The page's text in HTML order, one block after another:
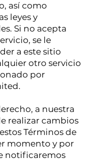
así como
leyes y
Si no acepta
se le
a este sitio
otro servicio
por
a nuestra
realizar cambios
Términos de
momento y por
notificaremos